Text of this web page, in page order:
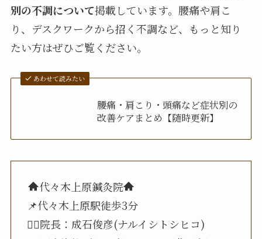
別の不調について掲載しています。腰痛や肩こ
り、デスクワークから招く不調など、もっと知り
たい方はぜひご覧ください。
あわせて読みたい
腰痛・肩こり・頭痛など症状別の
改善ケアまとめ【随時更新】
代々木上原鍼灸院
📌代々木上原駅徒歩3分
🧑‍⚕️院長：成石俊彦(ナルイシトシヒコ)